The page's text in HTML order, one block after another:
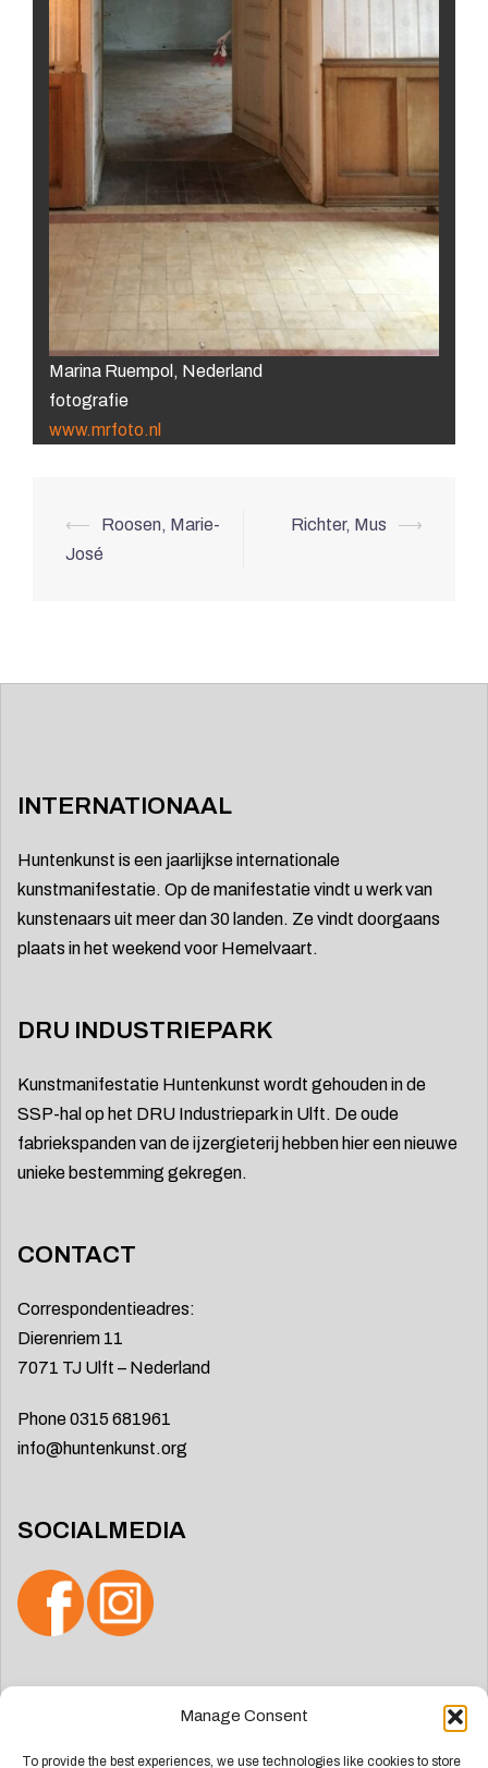
Manage Consent
To provide the best experiences, we use technologies like cookies to store
Marina Ruempol, Nederland
fotografie
www.mrfoto.nl
Berichtnavigatie
⟵
Roosen, Marie-
José
Richter, Mus ⟶
INTERNATIONAAL
Huntenkunst is een jaarlijkse internationale
kunstmanifestatie. Op de manifestatie vindt u werk van
kunstenaars uit meer dan 30 landen. Ze vindt doorgaans
plaats in het weekend voor Hemelvaart.
DRU INDUSTRIEPARK
Kunstmanifestatie Huntenkunst wordt gehouden in de
SSP-hal op het DRU Industriepark in Ulft. De oude
fabriekspanden van de ijzergieterij hebben hier een nieuwe
unieke bestemming gekregen.
CONTACT
Correspondentieadres:
Dierenriem 11
7071 TJ Ulft – Nederland
Phone 0315 681961
info@huntenkunst.org
SOCIALMEDIA